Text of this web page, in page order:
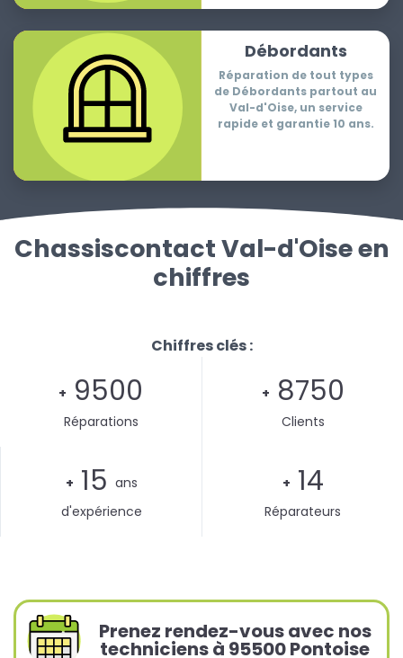
Débordants
Réparation de tout types
de Débordants partout au
Val-d'Oise, un service
rapide et garantie 10 ans.
Chassiscontact Val-d'Oise en
chiffres
Chiffres clés :
+ 9500
Réparations
+ 8750
Clients
+ 15 ans
d'expérience
+ 14
Réparateurs
Prenez rendez-vous avec nos
techniciens à 95500 Pontoise